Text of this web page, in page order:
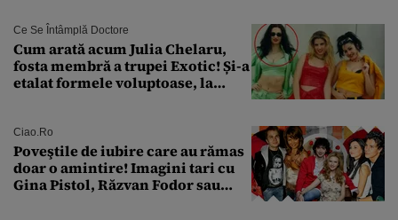
Ce Se Întâmplă Doctore
Cum arată acum Julia Chelaru,
fosta membră a trupei Exotic! Și-a
etalat formele voluptoase, la
Ciao.ro
Poveştile de iubire care au rămas
doar o amintire! Imagini tari cu
Gina Pistol, Răzvan Fodor sau